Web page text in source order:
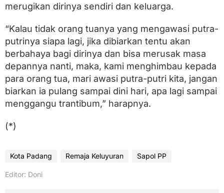
merugikan dirinya sendiri dan keluarga.
“Kalau tidak orang tuanya yang mengawasi putra-
putrinya siapa lagi, jika dibiarkan tentu akan
berbahaya bagi dirinya dan bisa merusak masa
depannya nanti, maka, kami menghimbau kepada
para orang tua, mari awasi putra-putri kita, jangan
biarkan ia pulang sampai dini hari, apa lagi sampai
menggangu trantibum,” harapnya.
(*)
Kota Padang Remaja Keluyuran Sapol PP
Editor: Doni